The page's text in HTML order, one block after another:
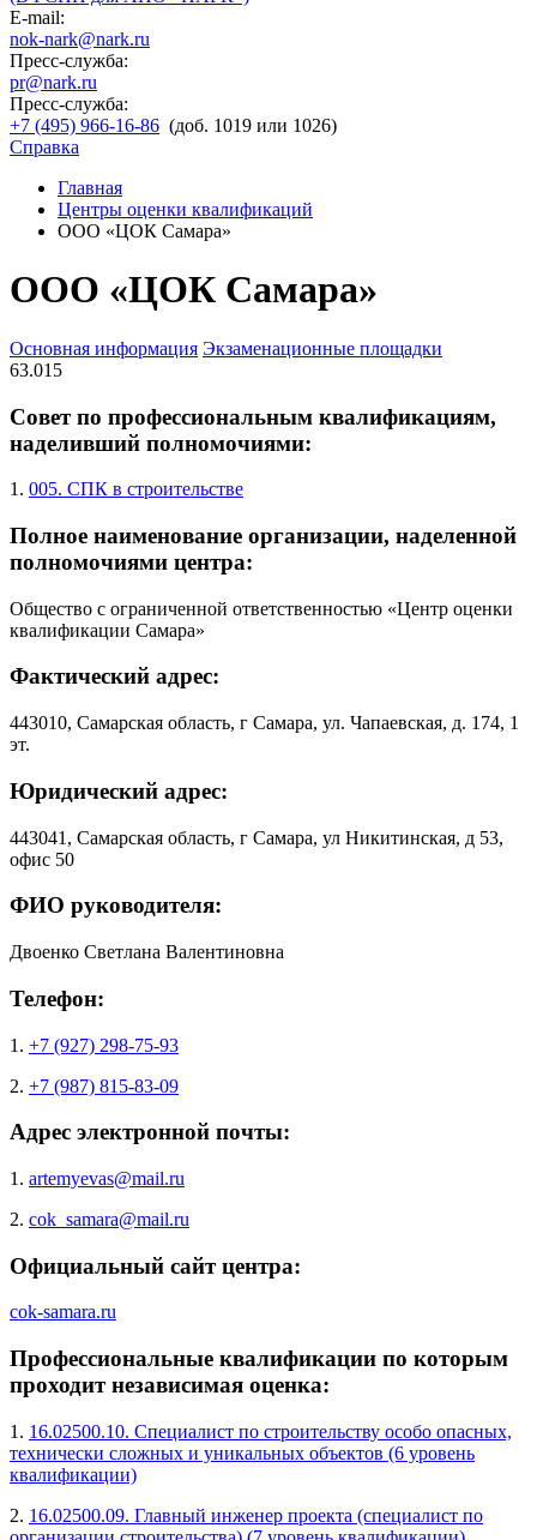
E-mail:
nok-nark@nark.ru
Пресс-служба:
pr@nark.ru
Пресс-служба:
+7 (495) 966-16-86 (доб. 1019 или 1026)
Справка
Главная
Центры оценки квалификаций
ООО «ЦОК Самара»
ООО «ЦОК Самара»
Основная информация Экзаменационные площадки
63.015
Совет по профессиональным квалификациям,
наделивший полномочиями:
1. 005. СПК в строительстве
Полное наименование организации, наделенной
полномочиями центра:
Общество с ограниченной ответственностью «Центр оценки
квалификации Самара»
Фактический адрес:
443010, Самарская область, г Самара, ул. Чапаевская, д. 174, 1
эт.
Юридический адрес:
443041, Самарская область, г Самара, ул Никитинская, д 53,
офис 50
ФИО руководителя:
Двоенко Светлана Валентиновна
Телефон:
1. +7 (927) 298-75-93
2. +7 (987) 815-83-09
Адрес электронной почты:
1. artemyevas@mail.ru
2. cok_samara@mail.ru
Официальный сайт центра:
cok-samara.ru
Профессиональные квалификации по которым
проходит независимая оценка:
1. 16.02500.10. Специалист по строительству особо опасных,
технически сложных и уникальных объектов (6 уровень
квалификации)
2. 16.02500.09. Главный инженер проекта (специалист по